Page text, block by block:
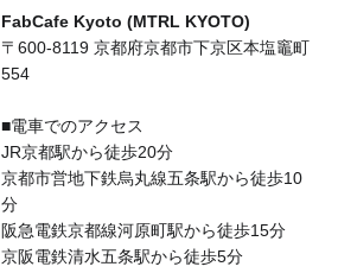
FabCafe Kyoto (MTRL KYOTO)
〒600-8119 京都府京都市下京区本塩竈町
554
■電車でのアクセス
JR京都駅から徒歩20分
京都市営地下鉄烏丸線五条駅から徒歩10
分
阪急電鉄京都線河原町駅から徒歩15分
京阪電鉄清水五条駅から徒歩5分